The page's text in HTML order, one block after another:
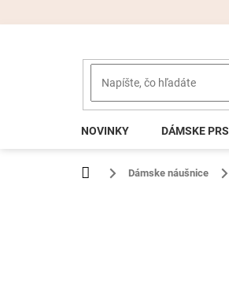
NOVINKY DÁMSKE
Domov Dámske náušnice